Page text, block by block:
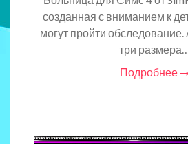
созданная с вниманием к
могут пройти
три
Подробнее